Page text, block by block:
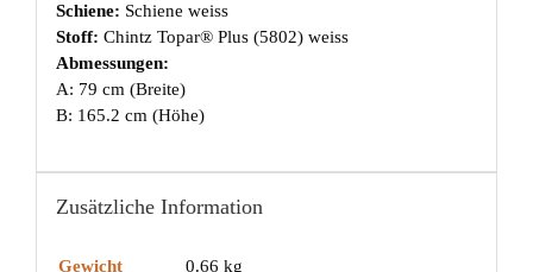
Schiene: Schiene weiss
Stoff: Chintz Topar® Plus (5802) weiss
Abmessungen:
A: 79 cm (Breite)
B: 165.2 cm (Höhe)
Zusätzliche Information
Gewicht 0.66 kg